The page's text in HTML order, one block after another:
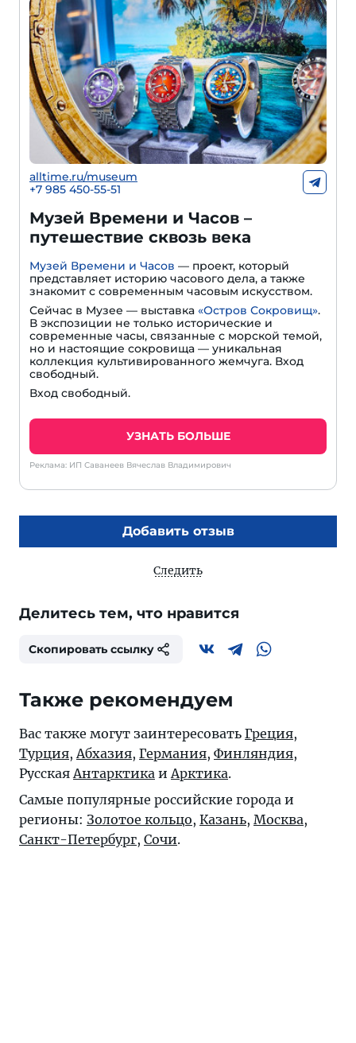
alltime.ru/museum
+7 985 450-55-51
Музей Времени и Часов –
путешествие сквозь века
Музей Времени и Часов — проект, который
представляет историю часового дела, а также
знакомит с современным часовым искусством.
Сейчас в Музее — выставка «Остров Сокровищ».
В экспозиции не только исторические и
современные часы, связанные с морской темой,
но и настоящие сокровища — уникальная
коллекция культивированного жемчуга. Вход
свободный.
Вход свободный.
УЗНАТЬ БОЛЬШЕ
Реклама: ИП Саванеев Вячеслав Владимирович
Добавить отзыв
Следить
Делитесь тем, что нравится
Скопировать ссылку
Также рекомендуем
Вас также могут заинтересовать Греция,
Турция, Абхазия, Германия, Финляндия,
Русская Антарктика и Арктика.
Самые популярные российские города и
регионы: Золотое кольцо, Казань, Москва,
Санкт-Петербург, Сочи.